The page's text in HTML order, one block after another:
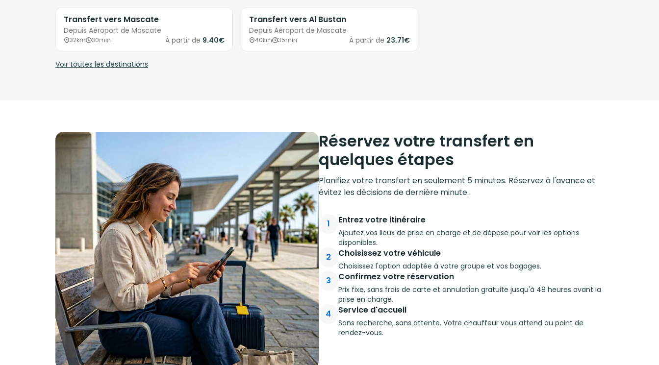
Transfert vers Mascate
Depuis Aéroport de Mascate
32km 30min À partir de 9.40€
Transfert vers Al Bustan
Depuis Aéroport de Mascate
40km 35min À partir de 23.71€
Voir toutes les destinations
Réservez votre transfert en
quelques étapes
Planifiez votre transfert en seulement 5 minutes. Réservez à l'avance et
évitez les décisions de dernière minute.
1 Entrez votre itinéraire
Ajoutez vos lieux de prise en charge et de dépose pour voir les options
disponibles.
2 Choisissez votre véhicule
Choisissez l'option adaptée à votre groupe et vos bagages.
3 Confirmez votre réservation
Prix fixe, sans frais de carte et annulation gratuite jusqu'à 48 heures avant la
prise en charge.
4 Service d'accueil
Sans recherche, sans attente. Votre chauffeur vous attend au point de
rendez-vous.